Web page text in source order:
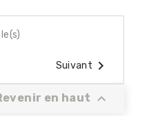
Suivant 
en haut 